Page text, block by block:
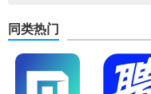
同类热门